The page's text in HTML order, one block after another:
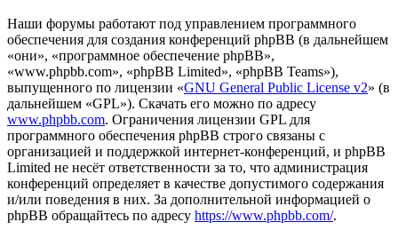
Наши форумы работают под управлением программного
обеспечения для создания конференций phpBB (в дальнейшем
«они», «программное обеспечение phpBB»,
«www.phpbb.com», «phpBB Limited», «phpBB Teams»),
выпущенного по лицензии «GNU General Public License v2» (в
дальнейшем «GPL»). Скачать его можно по адресу
www.phpbb.com. Ограничения лицензии GPL для
программного обеспечения phpBB строго связаны с
организацией и поддержкой интернет-конференций, и phpBB
Limited не несёт ответственности за то, что администрация
конференций определяет в качестве допустимого содержания
и/или поведения в них. За дополнительной информацией о
phpBB обращайтесь по адресу https://www.phpbb.com/.